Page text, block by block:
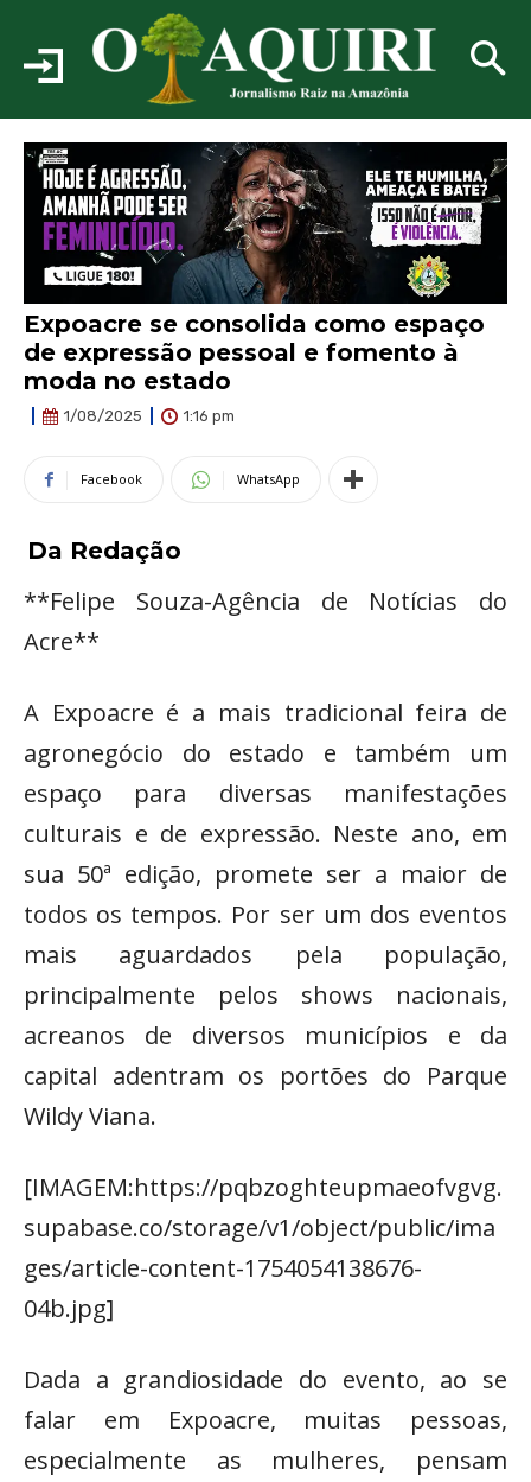
Expoacre se consolida como espaço
de expressão pessoal e fomento à
moda no estado
1/08/2025 1:16 pm
Facebook WhatsApp
Da Redação
**Felipe Souza-Agência de Notícias do
Acre**
A Expoacre é a mais tradicional feira de
agronegócio do estado e também um
espaço para diversas manifestações
culturais e de expressão. Neste ano, em
sua 50ª edição, promete ser a maior de
todos os tempos. Por ser um dos eventos
mais aguardados pela população,
principalmente pelos shows nacionais,
acreanos de diversos municípios e da
capital adentram os portões do Parque
Wildy Viana.
[IMAGEM:https://pqbzoghteupmaeofvgvg.
supabase.co/storage/v1/object/public/ima
ges/article-content-1754054138676-
04b.jpg]
Dada a grandiosidade do evento, ao se
falar em Expoacre, muitas pessoas,
especialmente as mulheres, pensam